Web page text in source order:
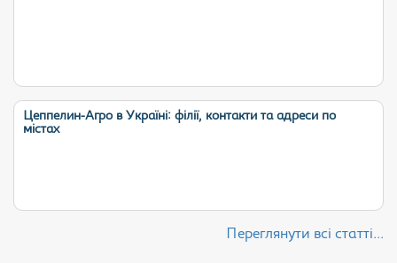
Цеппелин-Агро в Україні: філії, контакти та адреси по
містах
Переглянути всі статті...